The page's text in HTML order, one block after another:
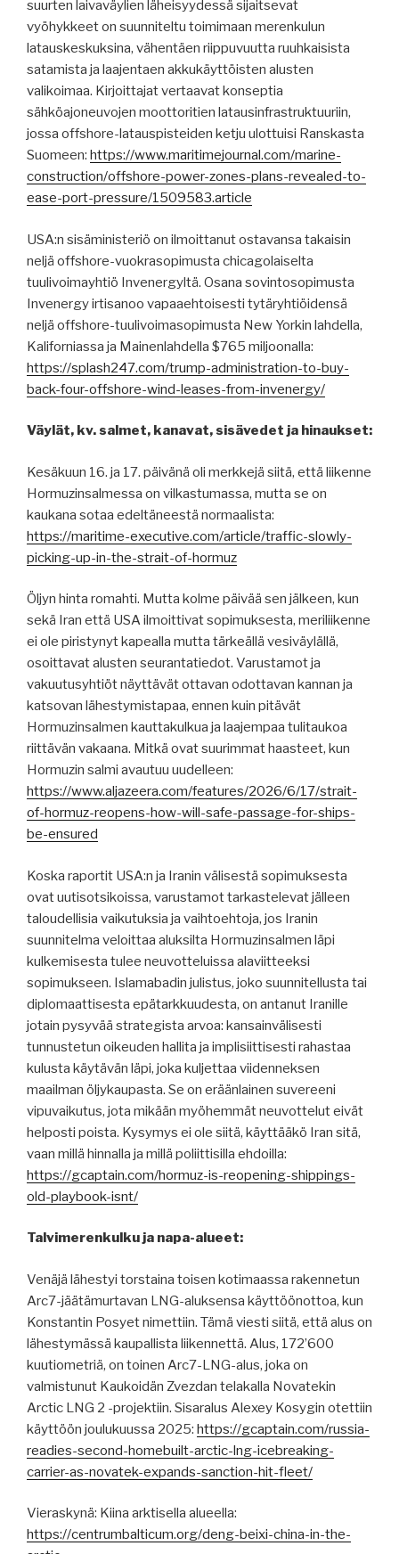
suurten laivaväylien läheisyydessä sijaitsevat
vyöhykkeet on suunniteltu toimimaan merenkulun
latauskeskuksina, vähentäen riippuvuutta ruuhkaisista
satamista ja laajentaen akkukäyttöisten alusten
valikoimaa. Kirjoittajat vertaavat konseptia
sähköajoneuvojen moottoritien latausinfrastruktuuriin,
jossa offshore-latauspisteiden ketju ulottuisi Ranskasta
Suomeen: https://www.maritimejournal.com/marine-
construction/offshore-power-zones-plans-revealed-to-
ease-port-pressure/1509583.article
USA:n sisäministeriö on ilmoittanut ostavansa takaisin
neljä offshore-vuokrasopimusta chicagolaiselta
tuulivoimayhtiö Invenergyltä. Osana sovintosopimusta
Invenergy irtisanoo vapaaehtoisesti tytäryhtiöidensä
neljä offshore-tuulivoimasopimusta New Yorkin lahdella,
Kaliforniassa ja Mainenlahdella $765 miljoonalla:
https://splash247.com/trump-administration-to-buy-
back-four-offshore-wind-leases-from-invenergy/
Väylät, kv. salmet, kanavat, sisävedet ja hinaukset:
Kesäkuun 16. ja 17. päivänä oli merkkejä siitä, että liikenne
Hormuzinsalmessa on vilkastumassa, mutta se on
kaukana sotaa edeltäneestä normaalista:
https://maritime-executive.com/article/traffic-slowly-
picking-up-in-the-strait-of-hormuz
Öljyn hinta romahti. Mutta kolme päivää sen jälkeen, kun
sekä Iran että USA ilmoittivat sopimuksesta, meriliikenne
ei ole piristynyt kapealla mutta tärkeällä vesiväylällä,
osoittavat alusten seurantatiedot. Varustamot ja
vakuutusyhtiöt näyttävät ottavan odottavan kannan ja
katsovan lähestymistapaa, ennen kuin pitävät
Hormuzinsalmen kauttakulkua ja laajempaa tulitaukoa
riittävän vakaana. Mitkä ovat suurimmat haasteet, kun
Hormuzin salmi avautuu uudelleen:
https://www.aljazeera.com/features/2026/6/17/strait-
of-hormuz-reopens-how-will-safe-passage-for-ships-
be-ensured
Koska raportit USA:n ja Iranin välisestä sopimuksesta
ovat uutisotsikoissa, varustamot tarkastelevat jälleen
taloudellisia vaikutuksia ja vaihtoehtoja, jos Iranin
suunnitelma veloittaa aluksilta Hormuzinsalmen läpi
kulkemisesta tulee neuvotteluissa alaviitteeksi
sopimukseen. Islamabadin julistus, joko suunnitellusta tai
diplomaattisesta epätarkkuudesta, on antanut Iranille
jotain pysyvää strategista arvoa: kansainvälisesti
tunnustetun oikeuden hallita ja implisiittisesti rahastaa
kulusta käytävän läpi, joka kuljettaa viidenneksen
maailman öljykaupasta. Se on eräänlainen suvereeni
vipuvaikutus, jota mikään myöhemmät neuvottelut eivät
helposti poista. Kysymys ei ole siitä, käyttääkö Iran sitä,
vaan millä hinnalla ja millä poliittisilla ehdoilla:
https://gcaptain.com/hormuz-is-reopening-shippings-
old-playbook-isnt/
Talvimerenkulku ja napa-alueet:
Venäjä lähestyi torstaina toisen kotimaassa rakennetun
Arc7-jäätämurtavan LNG-aluksensa käyttöönottoa, kun
Konstantin Posyet nimettiin. Tämä viesti siitä, että alus on
lähestymässä kaupallista liikennettä. Alus, 172’600
kuutiometriä, on toinen Arc7-LNG-alus, joka on
valmistunut Kaukoidän Zvezdan telakalla Novatekin
Arctic LNG 2 -projektiin. Sisaralus Alexey Kosygin otettiin
käyttöön joulukuussa 2025: https://gcaptain.com/russia-
readies-second-homebuilt-arctic-lng-icebreaking-
carrier-as-novatek-expands-sanction-hit-fleet/
Vieraskynä: Kiina arktisella alueella:
https://centrumbalticum.org/deng-beixi-china-in-the-